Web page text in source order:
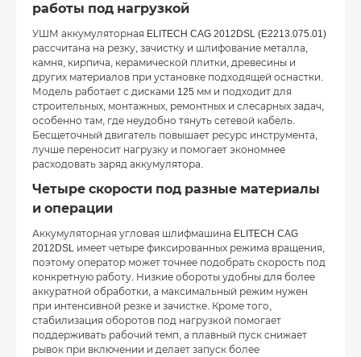
работы под нагрузкой
УШМ аккумуляторная ELITECH CAG 2012DSL (E2213.075.01)
рассчитана на резку, зачистку и шлифование металла,
камня, кирпича, керамической плитки, древесины и
других материалов при установке подходящей оснастки.
Модель работает с дисками 125 мм и подходит для
строительных, монтажных, ремонтных и слесарных задач,
особенно там, где неудобно тянуть сетевой кабель.
Бесщеточный двигатель повышает ресурс инструмента,
лучше переносит нагрузку и помогает экономнее
расходовать заряд аккумулятора.
Четыре скорости под разные материалы
и операции
Аккумуляторная угловая шлифмашина ELITECH CAG
2012DSL имеет четыре фиксированных режима вращения,
поэтому оператор может точнее подобрать скорость под
конкретную работу. Низкие обороты удобны для более
аккуратной обработки, а максимальный режим нужен
при интенсивной резке и зачистке. Кроме того,
стабилизация оборотов под нагрузкой помогает
поддерживать рабочий темп, а плавный пуск снижает
рывок при включении и делает запуск более